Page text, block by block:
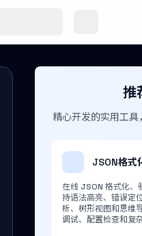
推
精心开发的实用工
JSON格式
在线 JSON 格式化、
持语法高亮、错误定
析、树形视图和思维
调试、配置检查和复